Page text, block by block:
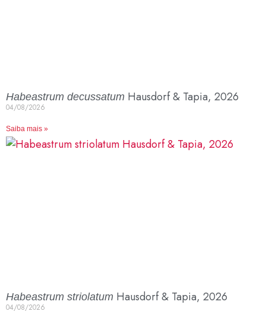
Habeastrum decussatum Hausdorf & Tapia, 2026
04/08/2026
Saiba mais »
Habeastrum striolatum Hausdorf & Tapia, 2026
04/08/2026